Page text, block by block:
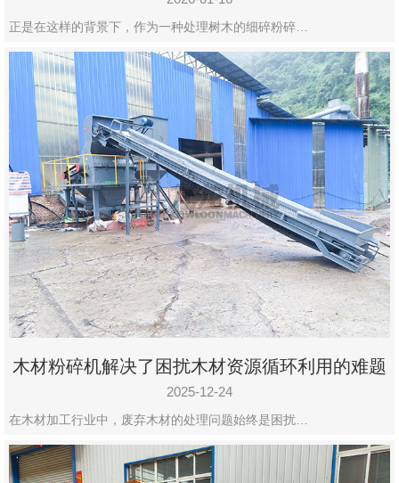
正是在这样的背景下，作为一种处理树木的细碎粉碎…
木材粉碎机解决了困扰木材资源循环利用的难题
2025-12-24
在木材加工行业中，废弃木材的处理问题始终是困扰…